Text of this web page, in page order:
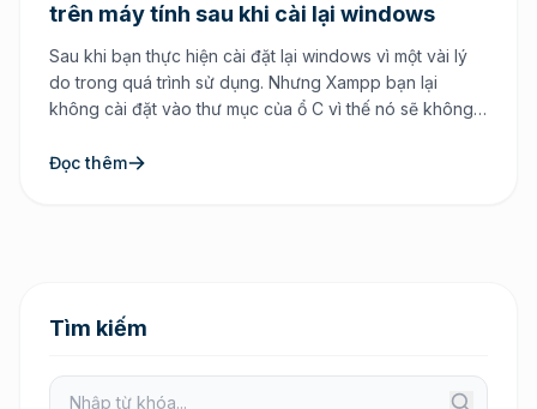
trên máy tính sau khi cài lại windows
Sau khi bạn thực hiện cài đặt lại windows vì một vài lý
do trong quá trình sử dụng. Nhưng Xampp bạn lại
không cài đặt vào thư mục của ổ C vì thế nó sẽ không
tại ổ C. Bởi vấn […]
Đọc thêm
Tìm kiếm